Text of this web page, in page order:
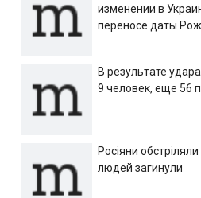
изменении в
переносе даты
В результате
9 человек, еще 56
Росіяни
людей загинули